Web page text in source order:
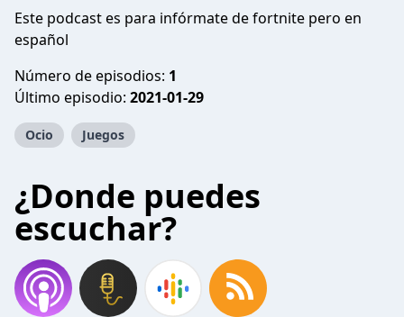
Este podcast es para infórmate de fortnite pero en
español
Número de episodios: 1
Último episodio: 2021-01-29
Ocio Juegos
¿Donde puedes
escuchar?